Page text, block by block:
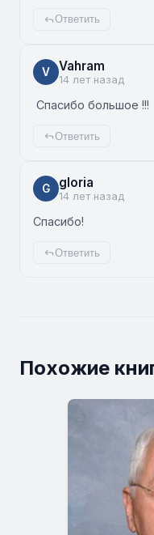
Ответить
V Vahram
14 лет назад
Спасибо большое !!!
Ответить
G gloria
14 лет назад
Спасибо!
Ответить
Похожие